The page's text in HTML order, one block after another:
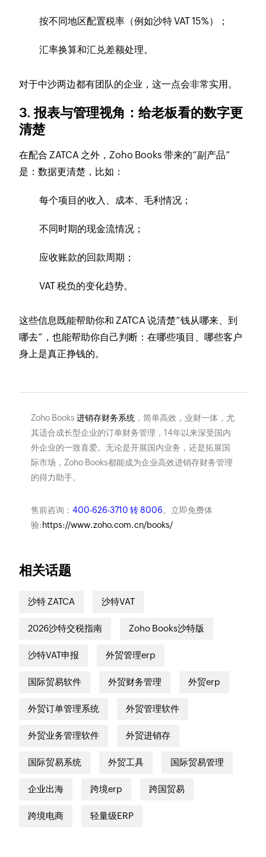
按不同地区配置税率（例如沙特 VAT 15%）；
汇率换算和汇兑差额处理。
对于中沙两边都有团队的企业，这一点会非常实用。
3. 报表与管理视角：给老板看的数字更
清楚
在配合 ZATCA 之外，Zoho Books 带来的“副产品”
是：数据更清楚，比如：
每个项目的收入、成本、毛利情况；
不同时期的现金流情况；
应收账款的回款周期；
VAT 税负的变化趋势。
这些信息既能帮助你和 ZATCA 说清楚“钱从哪来、到
哪去”，也能帮助你自己判断：在哪些项目、哪些客户
身上是真正挣钱的。
Zoho Books 进销存财务系统，简单高效，业财一体，尤
其适合成长型企业的订单财务管理，14年以来深受国内
外企业的一致喜爱。无论是开展国内业务，还是拓展国
际市场，Zoho Books都能成为企业高效进销存财务管理
的得力助手。
售前咨询： 400-626-3710 转 8006。立即免费体
验:https://www.zoho.com.cn/books/
相关话题
沙特 ZATCA 沙特VAT
2026沙特交税指南 Zoho Books沙特版
沙特VAT申报 外贸管理erp
国际贸易软件 外贸财务管理 外贸erp
外贸订单管理系统 外贸管理软件
外贸业务管理软件 外贸进销存
国际贸易系统 外贸工具 国际贸易管理
企业出海 跨境erp 跨国贸易
跨境电商 轻量级ERP